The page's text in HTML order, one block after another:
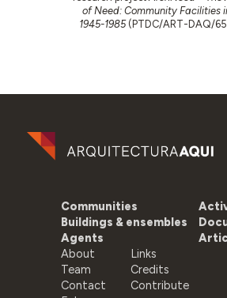
of Need: Community Facilities
1945-1985(PTDC/ART-DAQ/
Communities
Buildings & ensembles
Agents
About
Team
Contact
Links
Credits
Contribute